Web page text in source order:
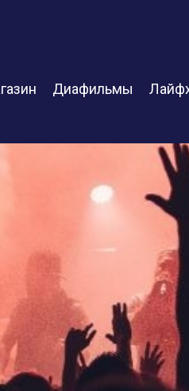
Диафильмы